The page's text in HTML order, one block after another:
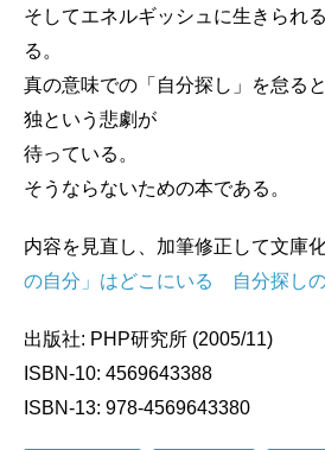
そしてエネルギッシュに生きられ
る。
真の意味での「自分探し」を怠る
独という悲劇が
待っている。
そうならないための本である。
内容を見直し、加筆修正して文庫
の自分」はどこにいる 自分探し
出版社: PHP研究所 (2005/11)
ISBN-10: 4569643388
ISBN-13: 978-4569643380